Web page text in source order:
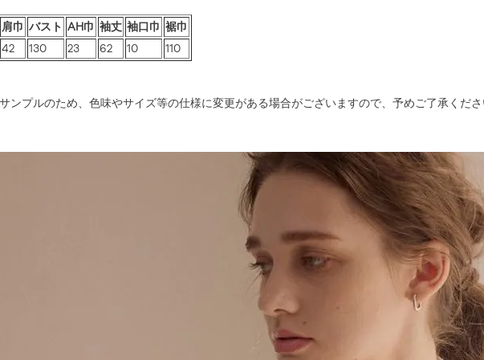
肩巾 バスト AH巾 袖丈 袖口巾 裾巾
42 130 23 62 10 110
ンプルのため、色味やサイズ等の仕様に変更がある場合がございますので、予めご了承くだ